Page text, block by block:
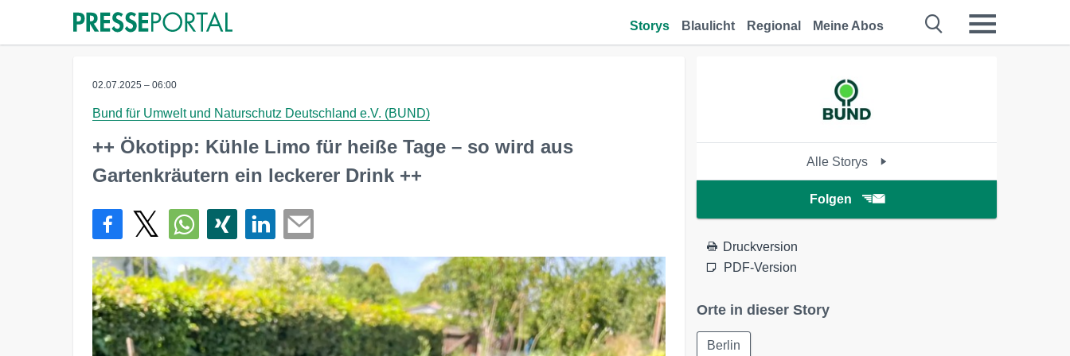
Storys Blaulicht Regional Meine Abos
02.07.2025 – 06:00
Bund für Umwelt und Naturschutz Deutschland e.V. (BUND)
++ Ökotipp: Kühle Limo für heiße Tage – so wird aus
Gartenkräutern ein leckerer Drink ++
Alle Storys
Folgen
Druckversion
PDF-Version
Orte in dieser Story
Berlin